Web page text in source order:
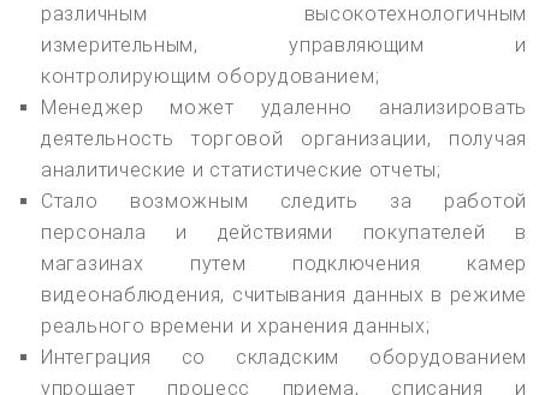
различным высокотехнологичным
измерительным, управляющим и
контролирующим оборудованием;
Менеджер может удаленно анализировать
деятельность торговой организации, получая
аналитические и статистические отчеты;
Стало возможным следить за работой
персонала и действиями покупателей в
магазинах путем подключения камер
видеонаблюдения, считывания данных в режиме
реального времени и хранения данных;
Интеграция со складским оборудованием
упрощает процесс приема, списания и